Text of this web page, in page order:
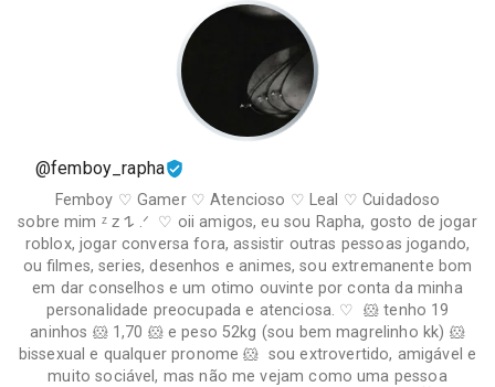
@femboy_rapha
Femboy ♡ Gamer ♡ Atencioso ♡ Leal ♡ Cuidadoso
sobre mim ᶻ 𝗓 𐰁 .ᐟ ♡ oii amigos, eu sou Rapha, gosto de jogar
roblox, jogar conversa fora, assistir outras pessoas jogando,
ou filmes, series, desenhos e animes, sou extremanente bom
em dar conselhos e um otimo ouvinte por conta da minha
personalidade preocupada e atenciosa. ♡ 🐹 tenho 19
aninhos 🐹 1,70 🐹 e peso 52kg (sou bem magrelinho kk) 🐹
bissexual e qualquer pronome 🐹 sou extrovertido, amigável e
muito sociável, mas não me vejam como uma pessoa